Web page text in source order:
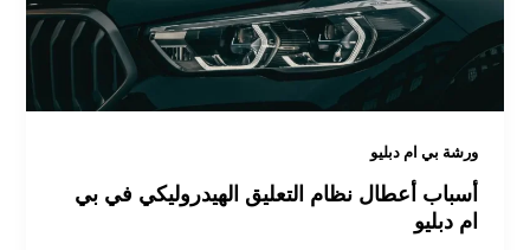
ورشة بي ام دبليو
أسباب أعطال نظام التعليق الهيدروليكي في بي
ام دبليو